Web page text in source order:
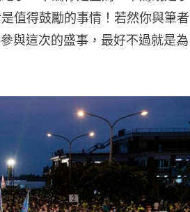
值得鼓勵的事情！若然你與筆者
與這次的盛事，最好不過就是為